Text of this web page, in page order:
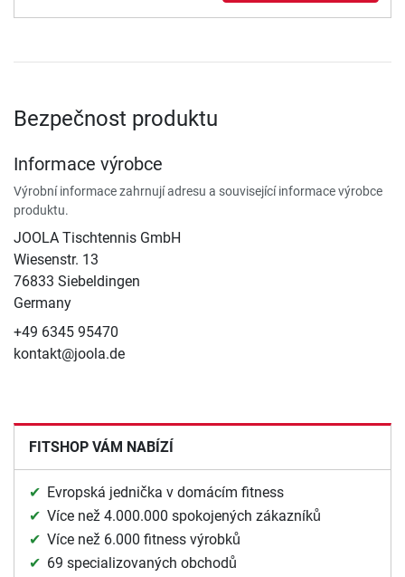
Bezpečnost produktu
Informace výrobce
Výrobní informace zahrnují adresu a související informace výrobce
produktu.
JOOLA Tischtennis GmbH
Wiesenstr. 13
76833 Siebeldingen
Germany
+49 6345 95470
kontakt@joola.de
FITSHOP VÁM NABÍZÍ
Evropská jednička v domácím fitness
Více než 4.000.000 spokojených zákazníků
Více než 6.000 fitness výrobků
69 specializovaných obchodů